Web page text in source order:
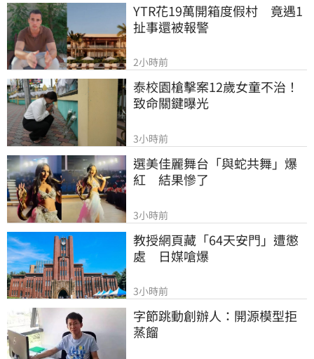
YTR花19萬開箱度假村　竟遇1
扯事還被報警
2小時前
泰校園槍擊案12歲女童不治！
致命關鍵曝光
3小時前
選美佳麗舞台「與蛇共舞」爆
紅　結果慘了
3小時前
教授網頁藏「64天安門」遭懲
處　日媒嗆爆
3小時前
字節跳動創辦人：開源模型拒
蒸餾